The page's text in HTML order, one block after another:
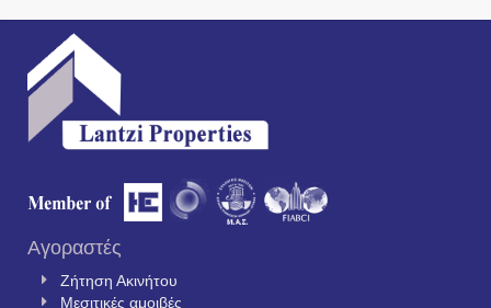
Αγοραστές
Ζήτηση Ακινήτου
Μεσιτικές αμοιβές